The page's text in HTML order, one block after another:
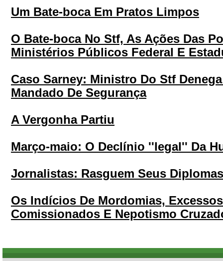
Um Bate-boca Em Pratos Limpos
O Bate-boca No Stf, As Ações Das
Ministérios Públicos Federal E
Caso Sarney: Ministro Do Stf
Mandado De Segurança
A Vergonha Partiu
Março-maio: O Declínio ''legal'' Da
Jornalistas: Rasguem Seus Diplomas
Os Indícios De Mordomias,
Comissionados E Nepotismo